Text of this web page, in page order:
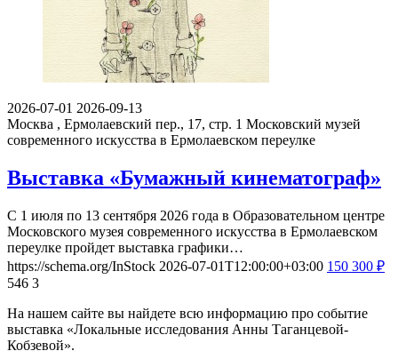
2026-07-01 2026-09-13
Москва , Ермолаевский пер., 17, стр. 1 Московский музей
современного искусства в Ермолаевском переулке
Выставка «Бумажный кинематограф»
С 1 июля по 13 сентября 2026 года в Образовательном центре
Московского музея современного искусства в Ермолаевском
переулке пройдет выставка графики…
https://schema.org/InStock 2026-07-01T12:00:00+03:00 150 300 ₽
546 3
На нашем сайте вы найдете всю информацию про событие
выставка «Локальные исследования Анны Таганцевой-
Кобзевой».